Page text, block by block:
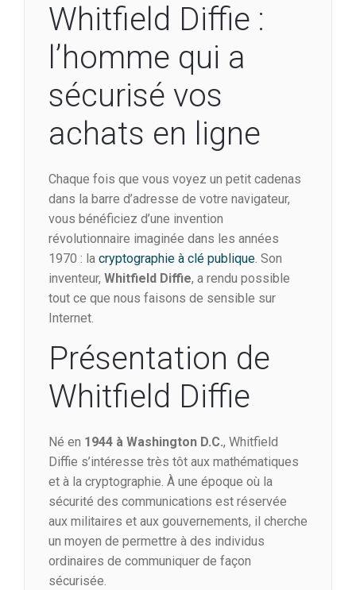
Whitfield Diffie :
l’homme qui a
sécurisé vos
achats en ligne
Chaque fois que vous voyez un petit cadenas
dans la barre d’adresse de votre navigateur,
vous bénéficiez d’une invention
révolutionnaire imaginée dans les années
1970 : la cryptographie à clé publique. Son
inventeur, Whitfield Diffie, a rendu possible
tout ce que nous faisons de sensible sur
Internet.
Présentation de
Whitfield Diffie
Né en 1944 à Washington D.C., Whitfield
Diffie s’intéresse très tôt aux mathématiques
et à la cryptographie. À une époque où la
sécurité des communications est réservée
aux militaires et aux gouvernements, il cherche
un moyen de permettre à des individus
ordinaires de communiquer de façon
sécurisée.